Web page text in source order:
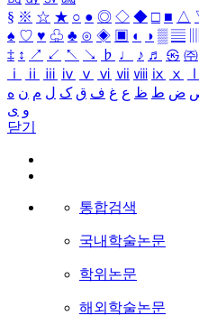
§ ※ ☆ ★ ○ ● ◎ ◇ ◆ □ ■ △
♠ ♡ ♥ ♧ ♣ ⊙ ◈ ▣ ◐ ◑ ▒ ▤
‡ ↕ ↗ ↙ ↖ ↘ ♭ ♩ ♪ ♬ ㉿ ㈜
ⅰ
ⅱ ⅲ ⅳ ⅴ ⅵ ⅶ ⅷ ⅸ ⅹ
ض ط ظ ع غ ف ق ک ل م ن ه
و ی
닫기
통합검색
국내학술논문
학위논문
해외학술논문